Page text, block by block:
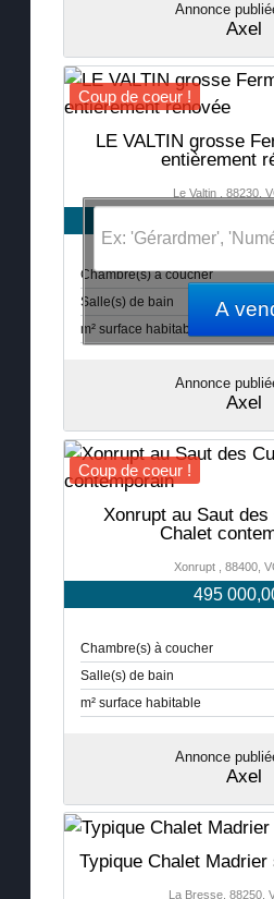
A
Annonce
Axel
Coup de coeur !
LE VALTIN grosse
entièrement
Le Valtin , 88230,
Chambre(s) à coucher
Salle(s) de bain
m² surface habitable
Annonce
Axel
Coup de coeur !
Xonrupt au Saut
Chalet
Xonrupt , 88400,
495
Chambre(s) à coucher
Salle(s) de bain
m² surface habitable
Annonce
Axel
Typique Chalet
La Bresse, 88250,